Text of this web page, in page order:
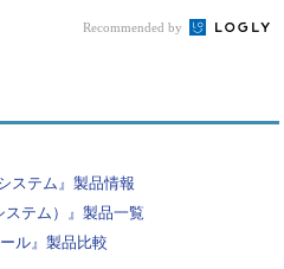
Recommended by
ステム』製品情報
テム）』製品一覧
ル』製品比較